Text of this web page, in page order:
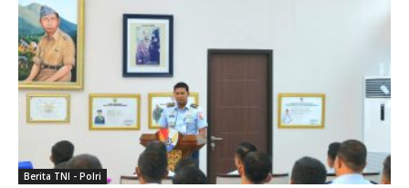
Berita TNI - Polri